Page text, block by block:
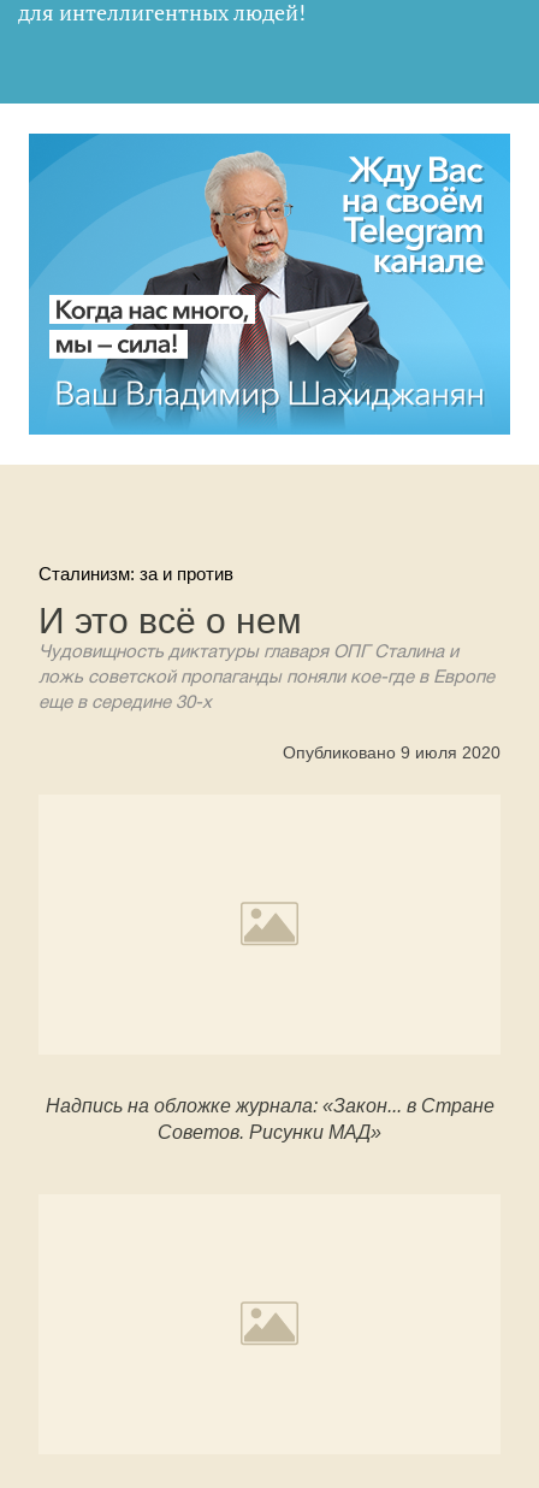
для интеллигентных людей!
Сталинизм: за и против
И это всё о нем
Чудовищность диктатуры главаря ОПГ Сталина и
ложь советской пропаганды поняли кое-где в Европе
еще в середине 30-х
Опубликовано 9 июля 2020
Надпись на обложке журнала: «Закон... в Стране
Советов. Рисунки МАД»